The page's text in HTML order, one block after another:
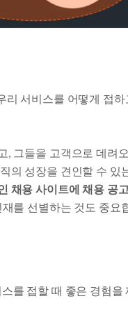
리 서비스를 어떻게 접하
, 그들을 고객으로 데려
의 성장을 견인할 수 있
채용 사이트에 채용 공
를 선별하는 것도 중요
를 접할 때 좋은 경험을